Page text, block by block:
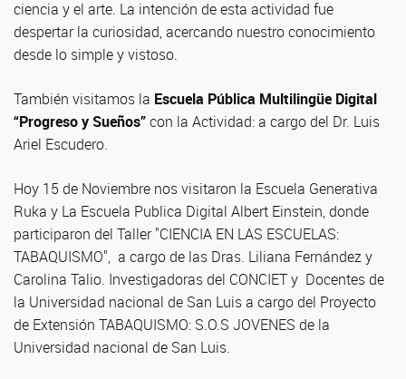
ciencia y el arte. La intención de esta actividad fue
despertar la curiosidad, acercando nuestro conocimiento
desde lo simple y vistoso.
También visitamos la Escuela Pública Multilingüe Digital
“Progreso y Sueños”con la Actividad: a cargo del Dr. Luis
Ariel Escudero.
Hoy 15 de Noviembre nos visitaron la Escuela Generativa
Ruka y La Escuela Publica Digital Albert Einstein, donde
participaron del Taller "CIENCIA EN LAS ESCUELAS:
TABAQUISMO", a cargo de las Dras. Liliana Fernández y
Carolina Talio. Investigadoras del CONCIET y Docentes de
la Universidad nacional de San Luis a cargo del Proyecto
de Extensión TABAQUISMO: S.O.S JOVENES de la
Universidad nacional de San Luis.